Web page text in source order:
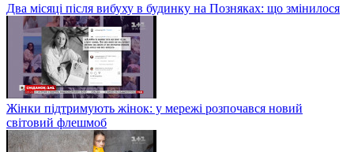
Два місяці після вибуху в будинку на Позняках: що змінилося
Жінки підтримують жінок: у мережі розпочався новий
світовий флешмоб